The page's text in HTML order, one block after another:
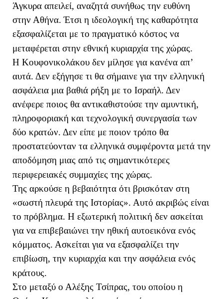
Άγκυρα απειλεί, αναζητά συνήθως την ευθύνη
στην Αθήνα. Έτσι η ιδεολογική της καθαρότητα
εξασφαλίζεται με το πραγματικό κόστος να
μεταφέρεται στην εθνική κυριαρχία της χώρας.
Η Κουφονικολάκου δεν μίλησε για κανένα απ’
αυτά. Δεν εξήγησε τι θα σήμαινε για την ελληνική
ασφάλεια μια βαθιά ρήξη με το Ισραήλ. Δεν
ανέφερε ποιος θα αντικαθιστούσε την αμυντική,
πληροφοριακή και τεχνολογική συνεργασία των
δύο κρατών. Δεν είπε με ποιον τρόπο θα
προστατεύονταν τα ελληνικά συμφέροντα μετά την
αποδόμηση μιας από τις σημαντικότερες
περιφερειακές συμμαχίες της χώρας.
Της αρκούσε η βεβαιότητα ότι βρισκόταν στη
«σωστή πλευρά της Ιστορίας». Αυτό ακριβώς είναι
το πρόβλημα. Η εξωτερική πολιτική δεν ασκείται
για να επιβεβαιώνει την ηθική αυτοεικόνα ενός
κόμματος. Ασκείται για να εξασφαλίζει την
επιβίωση, την κυριαρχία και την ασφάλεια ενός
κράτους.
Στο μεταξύ ο Αλέξης Τσίπρας, του οποίου η